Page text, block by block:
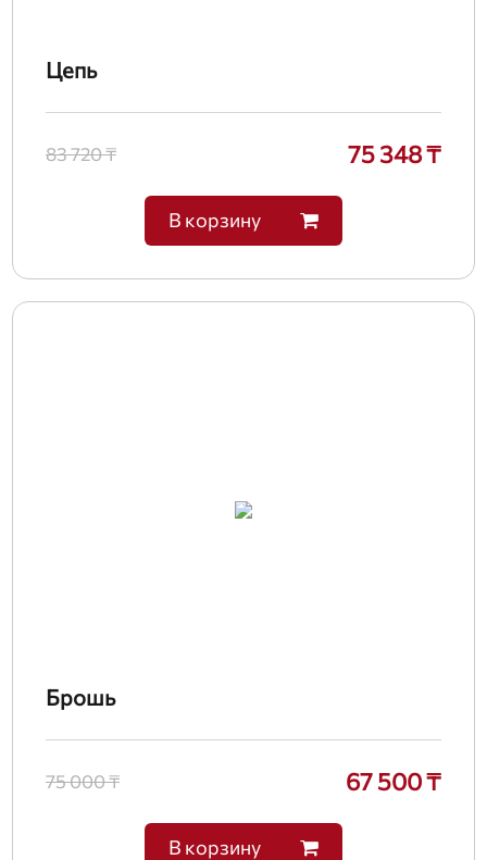
Цепь
83 720 ₸ 75 348 ₸
В корзину
Брошь
75 000 ₸ 67 500 ₸
В корзину